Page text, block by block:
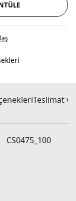
Teslimat
CS0475_100